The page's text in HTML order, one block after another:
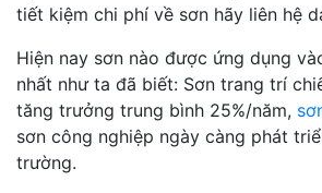
tiết kiệm chi phí về sơn hãy liên hệ
Hiện nay sơn nào được ứng dụng
nhất như ta đã biết: Sơn trang trí
tăng trưởng trung bình 25%/năm,
sơn công nghiệp ngày càng phát
trường.